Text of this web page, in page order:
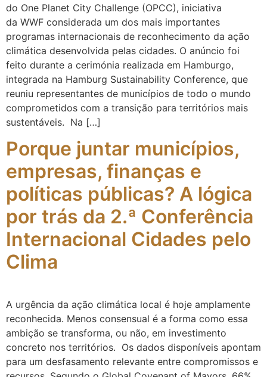
do One Planet City Challenge (OPCC), iniciativa
da WWF considerada um dos mais importantes
programas internacionais de reconhecimento da ação
climática desenvolvida pelas cidades. O anúncio foi
feito durante a cerimónia realizada em Hamburgo,
integrada na Hamburg Sustainability Conference, que
reuniu representantes de municípios de todo o mundo
comprometidos com a transição para territórios mais
sustentáveis. Na […]
Porque juntar municípios,
empresas, finanças e
políticas públicas? A lógica
por trás da 2.ª Conferência
Internacional Cidades pelo
Clima
A urgência da ação climática local é hoje amplamente
reconhecida. Menos consensual é a forma como essa
ambição se transforma, ou não, em investimento
concreto nos territórios. Os dados disponíveis apontam
para um desfasamento relevante entre compromissos e